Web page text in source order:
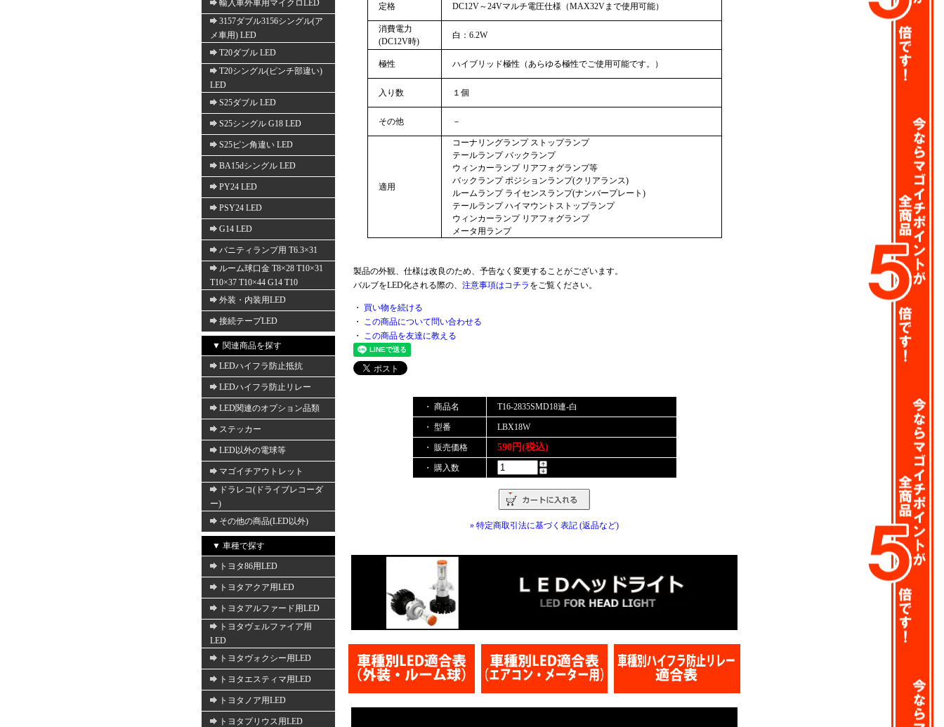
輸入車外車用マイクロLED
3157ダブル3156シングル(ア
メ車用) LED
T20ダブル LED
T20シングル(ピンチ部違い)
LED
S25ダブル LED
S25シングル G18 LED
S25ピン角違い LED
BA15dシングル LED
PY24 LED
PSY24 LED
G14 LED
バニティランプ用 T6.3×31
ルーム球口金 T8×28 T10×31
T10×37 T10×44 G14 T10
外装・内装用LED
接続テープLED
▼ 関連商品を探す
LEDハイフラ防止抵抗
LEDハイフラ防止リレー
LED関連のオプション品類
ステッカー
LED以外の電球等
マゴイチアウトレット
ドラレコ(ドライブレコーダ
ー)
その他の商品(LED以外)
▼ 車種で探す
トヨタ86用LED
トヨタアクア用LED
トヨタアルファード用LED
トヨタヴェルファイア用
LED
トヨタヴォクシー用LED
トヨタエスティマ用LED
トヨタノア用LED
トヨタプリウス用LED
定格 DC12V～24Vマルチ電圧仕様（MAX32Vまで使用可能）
消費電力
(DC12V時)
白：6.2W
極性 ハイブリッド極性（あらゆる極性でご使用可能です。）
入り数 １個
その他 －
適用
コーナリングランプ ストップランプ
テールランプ バックランプ
ウィンカーランプ リアフォグランプ等
バックランプ ポジションランプ(クリアランス)
ルームランプ ライセンスランプ(ナンバープレート)
テールランプ ハイマウントストップランプ
ウィンカーランプ リアフォグランプ
メータ用ランプ
製品の外観、仕様は改良のため、予告なく変更することがございます。
バルブをLED化される際の、 注意事項はコチラ をご覧ください。
・ 買い物を続ける
・ この商品について問い合わせる
・ この商品を友達に教える
・ 商品名 T16-2835SMD18連-白
・ 型番 LBX18W
・ 販売価格 590円(税込)
・ 購入数
» 特定商取引法に基づく表記 (返品など)